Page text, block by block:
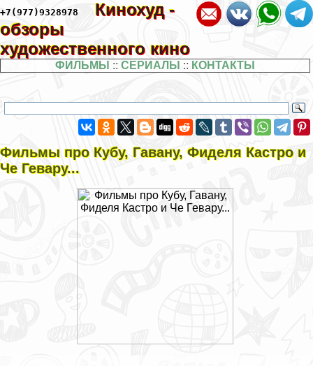
+7(977)9328978
Кинохуд -
обзоры
художественного кино
ФИЛЬМЫ :: СЕРИАЛЫ :: КОНТАКТЫ
Фильмы про Кубу, Гавану, Фиделя Кастро и
Че Гевару...